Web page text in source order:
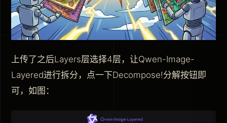
上传了之后Layers层选择4层，让Qwen-Image-
Layered进行拆分，点一下Decompose!分解按钮即
可，如图：